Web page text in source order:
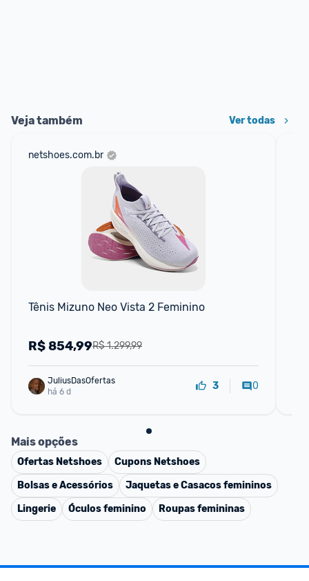
Veja também Ver todas
netshoes.com.br
Tênis Mizuno Neo Vista 2 Feminino
R$ 1.299,99
R$854,99
JuliusDasOfertas
há 6 d
3 0
Mais opções
Ofertas Netshoes Cupons Netshoes
Bolsas e Acessórios
Jaquetas e Casacos femininos
Lingerie
Óculos feminino Roupas femininas